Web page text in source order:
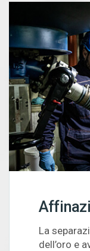
La
dell’oro e